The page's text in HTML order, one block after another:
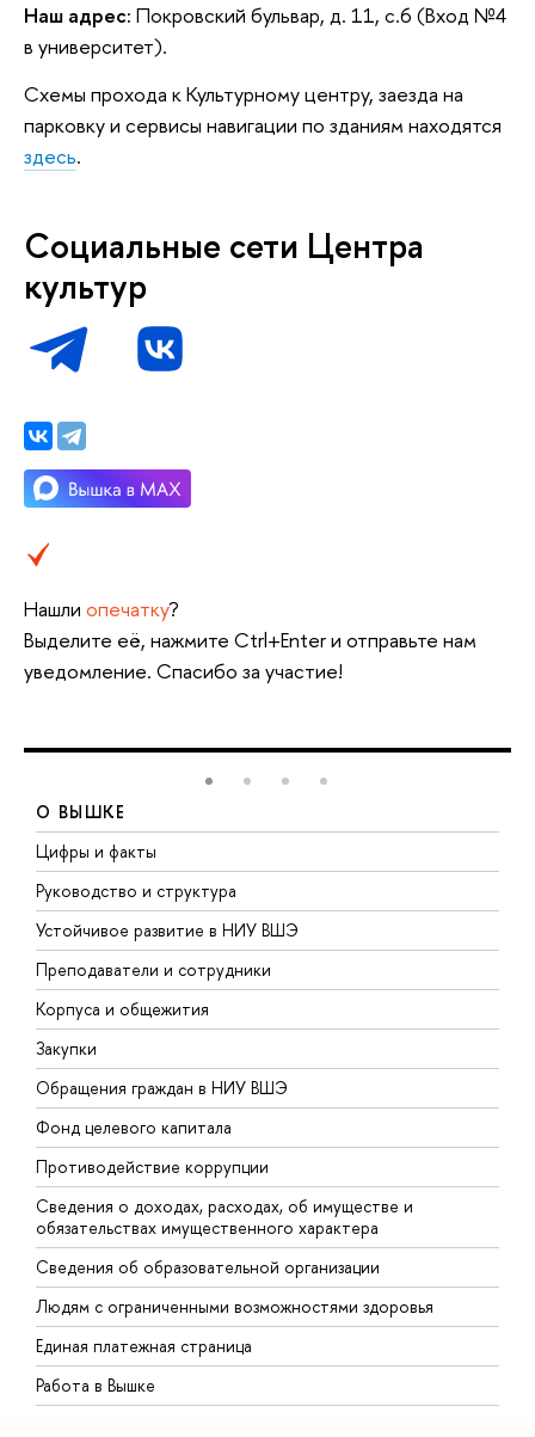
Наш адрес: Покровский бульвар, д. 11, с.6 (Вход №4
в университет).
Схемы прохода к Культурному центру, заезда на
парковку и сервисы навигации по зданиям находятся
здесь.
Социальные сети Центра
культур
Нашли опечатку?
Выделите её, нажмите Ctrl+Enter и отправьте нам
уведомление. Спасибо за участие!
О ВЫШКЕ
Цифры и факты
Руководство и структура
Устойчивое развитие в НИУ ВШЭ
Преподаватели и сотрудники
Корпуса и общежития
Закупки
Обращения граждан в НИУ ВШЭ
Фонд целевого капитала
Противодействие коррупции
Сведения о доходах, расходах, об имуществе и
обязательствах имущественного характера
Сведения об образовательной организации
Людям с ограниченными возможностями здоровья
Единая платежная страница
Работа в Вышке